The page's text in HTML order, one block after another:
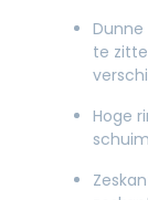
te
Hoge